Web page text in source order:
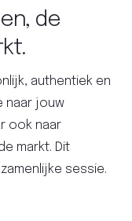
de
authentiek en
naar jouw
ook naar
markt. Dit
sessie.